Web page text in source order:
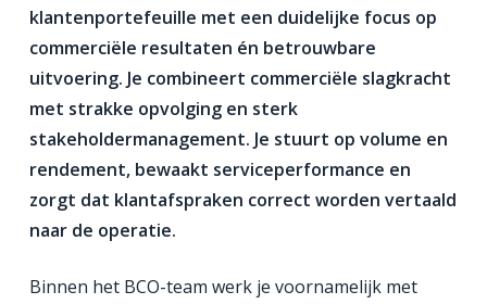
klantenportefeuille met een duidelijke focus op
commerciële resultaten én betrouwbare
uitvoering. Je combineert commerciële slagkracht
met strakke opvolging en sterk
stakeholdermanagement. Je stuurt op volume en
rendement, bewaakt serviceperformance en
zorgt dat klantafspraken correct worden vertaald
naar de operatie.
Binnen het BCO-team werk je voornamelijk met